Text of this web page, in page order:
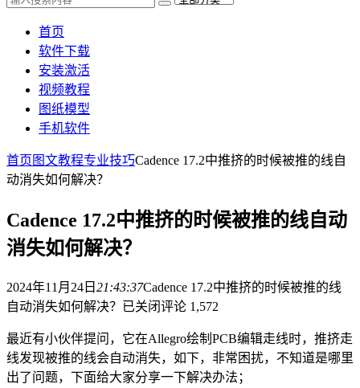
首页
软件下载
安装激活
视频教程
图纸模型
手机软件
首页 图文教程专业技巧Cadence 17.2中推挤的时候被推的线自
动消失如何解决？
Cadence 17.2中推挤的时候被推的线自动
消失如何解决？
2024年11月24日 21:43:37Cadence 17.2中推挤的时候被推的线
自动消失如何解决？ 已关闭评论 1,572
最近有小伙伴提问，它在Allegro绘制PCB编辑走线时，推挤走
线发现被推的线会自动消失，如下，非常困扰，不知道是哪里
出了问题，下面给大家分享一下解决办法；